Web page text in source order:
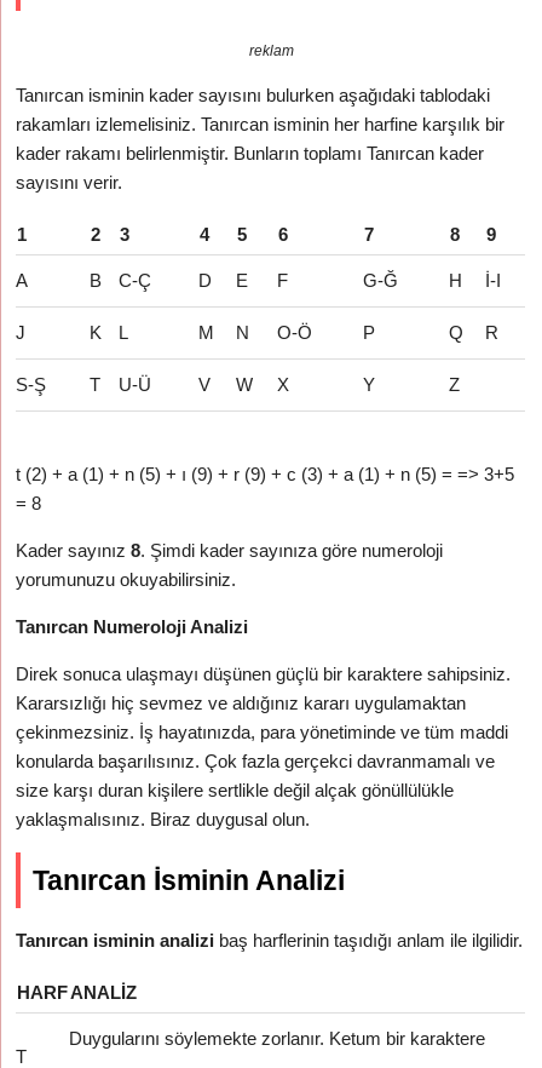
reklam
Tanırcan isminin kader sayısını bulurken aşağıdaki tablodaki
rakamları izlemelisiniz. Tanırcan isminin her harfine karşılık bir
kader rakamı belirlenmiştir. Bunların toplamı Tanırcan kader
sayısını verir.
1 2 3 4 5 6 7 8 9
A B C-Ç D E F G-Ğ H İ-I
J K L M N O-Ö P Q R
S-Ş T U-Ü V W X Y Z
t (2) + a (1) + n (5) + ı (9) + r (9) + c (3) + a (1) + n (5) = => 3+5
= 8
Kader sayınız8. Şimdi kader sayınıza göre numeroloji
yorumunuzu okuyabilirsiniz.
Tanırcan Numeroloji Analizi
Direk sonuca ulaşmayı düşünen güçlü bir karaktere sahipsiniz.
Kararsızlığı hiç sevmez ve aldığınız kararı uygulamaktan
çekinmezsiniz. İş hayatınızda, para yönetiminde ve tüm maddi
konularda başarılısınız. Çok fazla gerçekci davranmamalı ve
size karşı duran kişilere sertlikle değil alçak gönüllülükle
yaklaşmalısınız. Biraz duygusal olun.
Tanırcan İsminin Analizi
Tanırcan isminin analizi baş harflerinin taşıdığı anlam ile ilgilidir.
HARFANALIZ
T
Duygularını söylemekte zorlanır. Ketum bir karaktere